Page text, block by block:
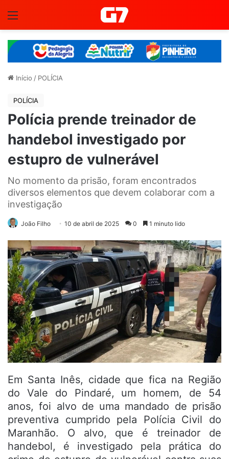
Início / POLÍCIA
POLÍCIA
Polícia prende treinador de
handebol investigado por
estupro de vulnerável
No momento da prisão, foram encontrados
diversos elementos que devem colaborar com a
investigação
João Filho 10 de abril de 2025 0 1 minuto lido
Em Santa Inês, cidade que fica na Região
do Vale do Pindaré, um homem, de 54
anos, foi alvo de uma mandado de prisão
preventiva cumprido pela Polícia Civil do
Maranhão. O alvo, que é treinador de
handebol, é investigado pela prática do